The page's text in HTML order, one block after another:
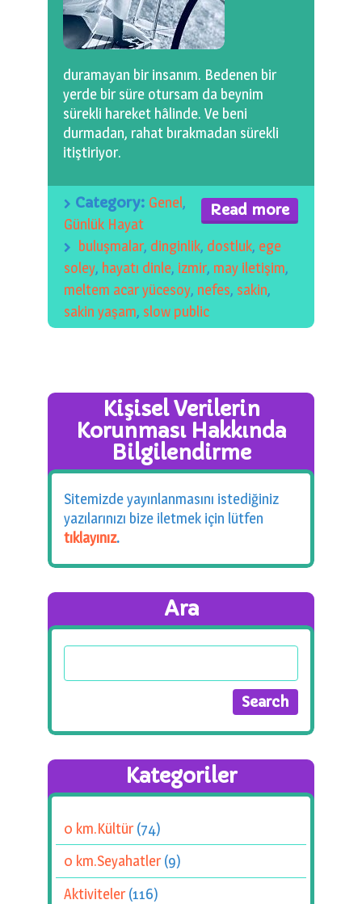
0 km.Bızdıklar Yazılarım
Filmlerimiz
Hadi Bize Yazın
duramayan bir insanım. Bedenen bir
yerde bir süre otursam da beynim
sürekli hareket hâlinde. Ve beni
durmadan, rahat bırakmadan sürekli
itiştiriyor.
Read more
Category: Genel,
Günlük Hayat
buluşmalar, dinginlik, dostluk, ege
soley, hayatı dinle, izmir, may iletişim,
meltem acar yücesoy, nefes, sakin,
sakin yaşam, slow public
Kişisel Verilerin
Korunması Hakkında
Bilgilendirme
Sitemizde yayınlanmasını istediğiniz
yazılarınızı bize iletmek için lütfen
tıklayınız.
Ara
Kategoriler
0 km.Kültür(74)
0 km.Seyahatler(9)
Aktiviteler(116)